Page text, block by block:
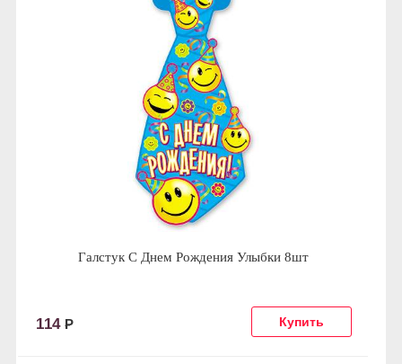
Галстук С Днем Рождения Улыбки 8шт
114 Р